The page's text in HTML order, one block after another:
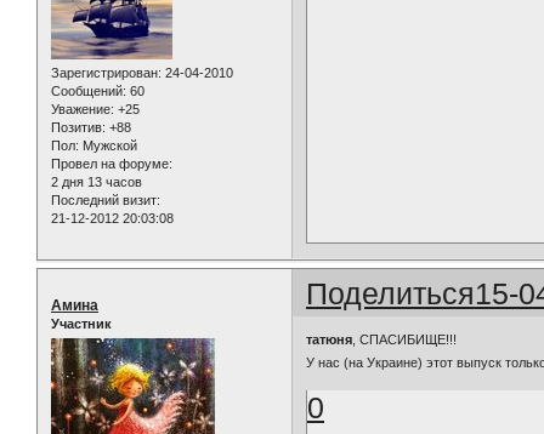
Зарегистрирован: 24-04-2010
Сообщений: 60
Уважение: +25
Позитив: +88
Пол: Мужской
Провел на форуме:
2 дня 13 часов
Последний визит:
21-12-2012 20:03:08
Поделиться15-
Амина
Участник
татюня , СПАСИБИЩЕ!!!
У нас (на Украине) этот выпуск
0